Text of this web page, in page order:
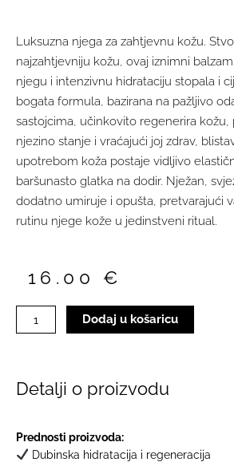
Luksuzna njega za zahtjevnu kožu.
najzahtjevniju kožu, ovaj iznimni
njegu i intenzivnu hidrataciju stopala i
bogata formula, bazirana na pažljivo
sastojcima, učinkovito regenerira kožu,
njezino stanje i vraćajući joj zdrav,
upotrebom koža postaje vidljivo
baršunasto glatka na dodir. Nježan,
dodatno umiruje i opušta, pretvarajući
rutinu njege kože u jedinstveni ritual.
16.00 €
Fresh
250ml
Dodaj u košaricu
Detalji o proizvodu
Prednosti proizvoda:
Dubinska hidratacija i regeneracija